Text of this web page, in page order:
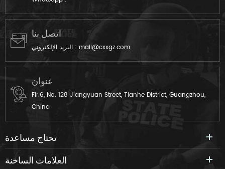
متعددة الاستخدامات.
اتصل بنا
البريد الإلكتروني : mail@cxxgz.com
عنوان
Flr.6, No. 128 Jiangyuan Street, Tianhe District, Guangzhou,
China
تحتاج مساعدة
العلامات الساخنة